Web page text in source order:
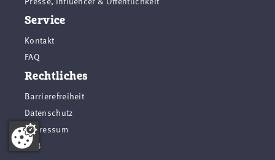
Service
Kontakt
FAQ
Rechtliches
Barrierefreiheit
Datenschutz
Impressum
AGB